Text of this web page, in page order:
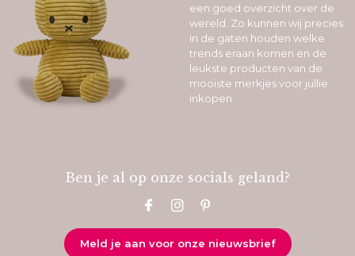
een goed overzicht over de
wereld. Zo kunnen wij precies
in de gaten houden welke
trends eraan komen en de
leukste producten van de
mooiste merkjes voor jullie
inkopen.
Ben je al op onze socials geland?
Meld je aan voor onze nieuwsbrief